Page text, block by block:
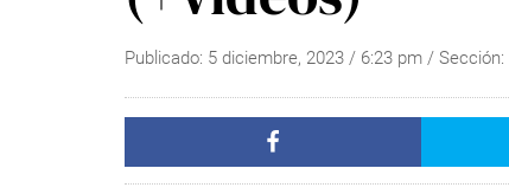
Publicado: 5 diciembre, 2023 / 6:23 pm/ Sección: